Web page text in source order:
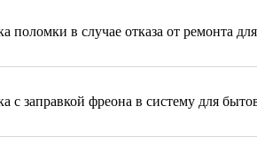
поломки в случае отказа от ремонта
с заправкой фреона в систему для